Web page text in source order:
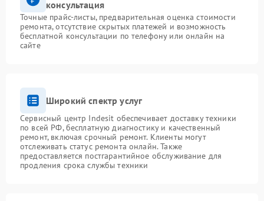
консультация
Точные прайс-листы, предварительная оценка стоимости
ремонта, отсутствие скрытых платежей и возможность
бесплатной консультации по телефону или онлайн на
сайте
Широкий спектр услуг
Сервисный центр Indesit обеспечивает доставку техники
по всей РФ, бесплатную диагностику и качественный
ремонт, включая срочный ремонт. Клиенты могут
отслеживать статус ремонта онлайн. Также
предоставляется постгарантийное обслуживание для
продления срока службы техники